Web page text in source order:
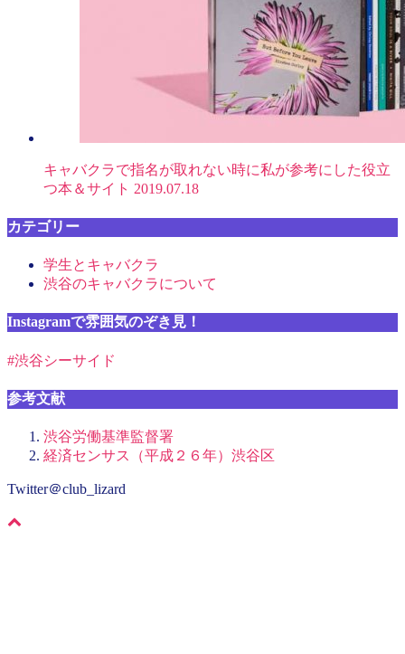
キャバクラで指名が取れない時に私が参考にした役立
つ本＆サイト 2019.07.18
カテゴリー
学生とキャバクラ
渋谷のキャバクラについて
Instagramで雰囲気のぞき見！
#渋谷シーサイド
参考文献
渋谷労働基準監督署
経済センサス（平成２６年）渋谷区
Twitter＠club_lizard